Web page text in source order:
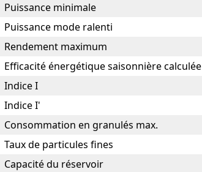
Puissance minimale
Puissance mode ralenti
Rendement maximum
Efficacité énergétique saisonnière calculée
Indice I
Indice I'
Consommation en granulés max.
Taux de particules fines
Capacité du réservoir